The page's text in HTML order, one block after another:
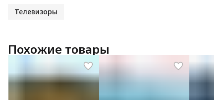
Телевизоры
Похожие товары